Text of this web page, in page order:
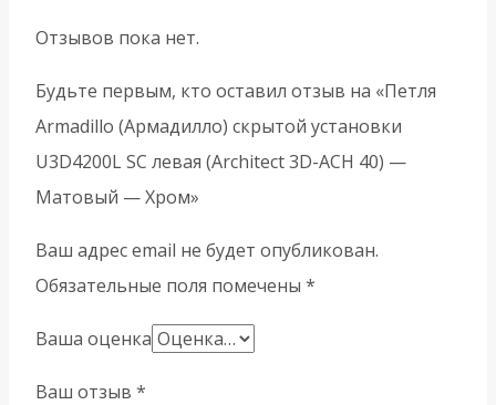
Отзывов пока нет.
Будьте первым, кто оставил отзыв на «Петля
Armadillo (Армадилло) скрытой установки
U3D4200L SC левая (Architect 3D-ACH 40) —
Матовый — Хром»
Ваш адрес email не будет опубликован.
Обязательные поля помечены *
Ваша оценка
Ваш отзыв *